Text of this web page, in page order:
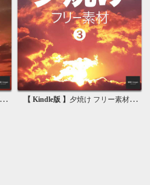
【 Kindle版 】 夕焼け フリー素材 3 無料で使える背景素材集